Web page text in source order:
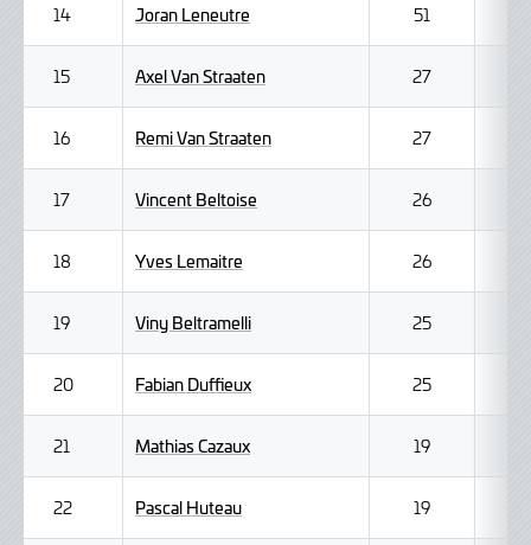
14 Joran Leneutre 51
15 Axel Van Straaten 27
16 Remi Van Straaten 27
17 Vincent Beltoise 26
18 Yves Lemaitre 26
19 Viny Beltramelli 25
20 Fabian Duffieux 25
21 Mathias Cazaux 19
22 Pascal Huteau 19